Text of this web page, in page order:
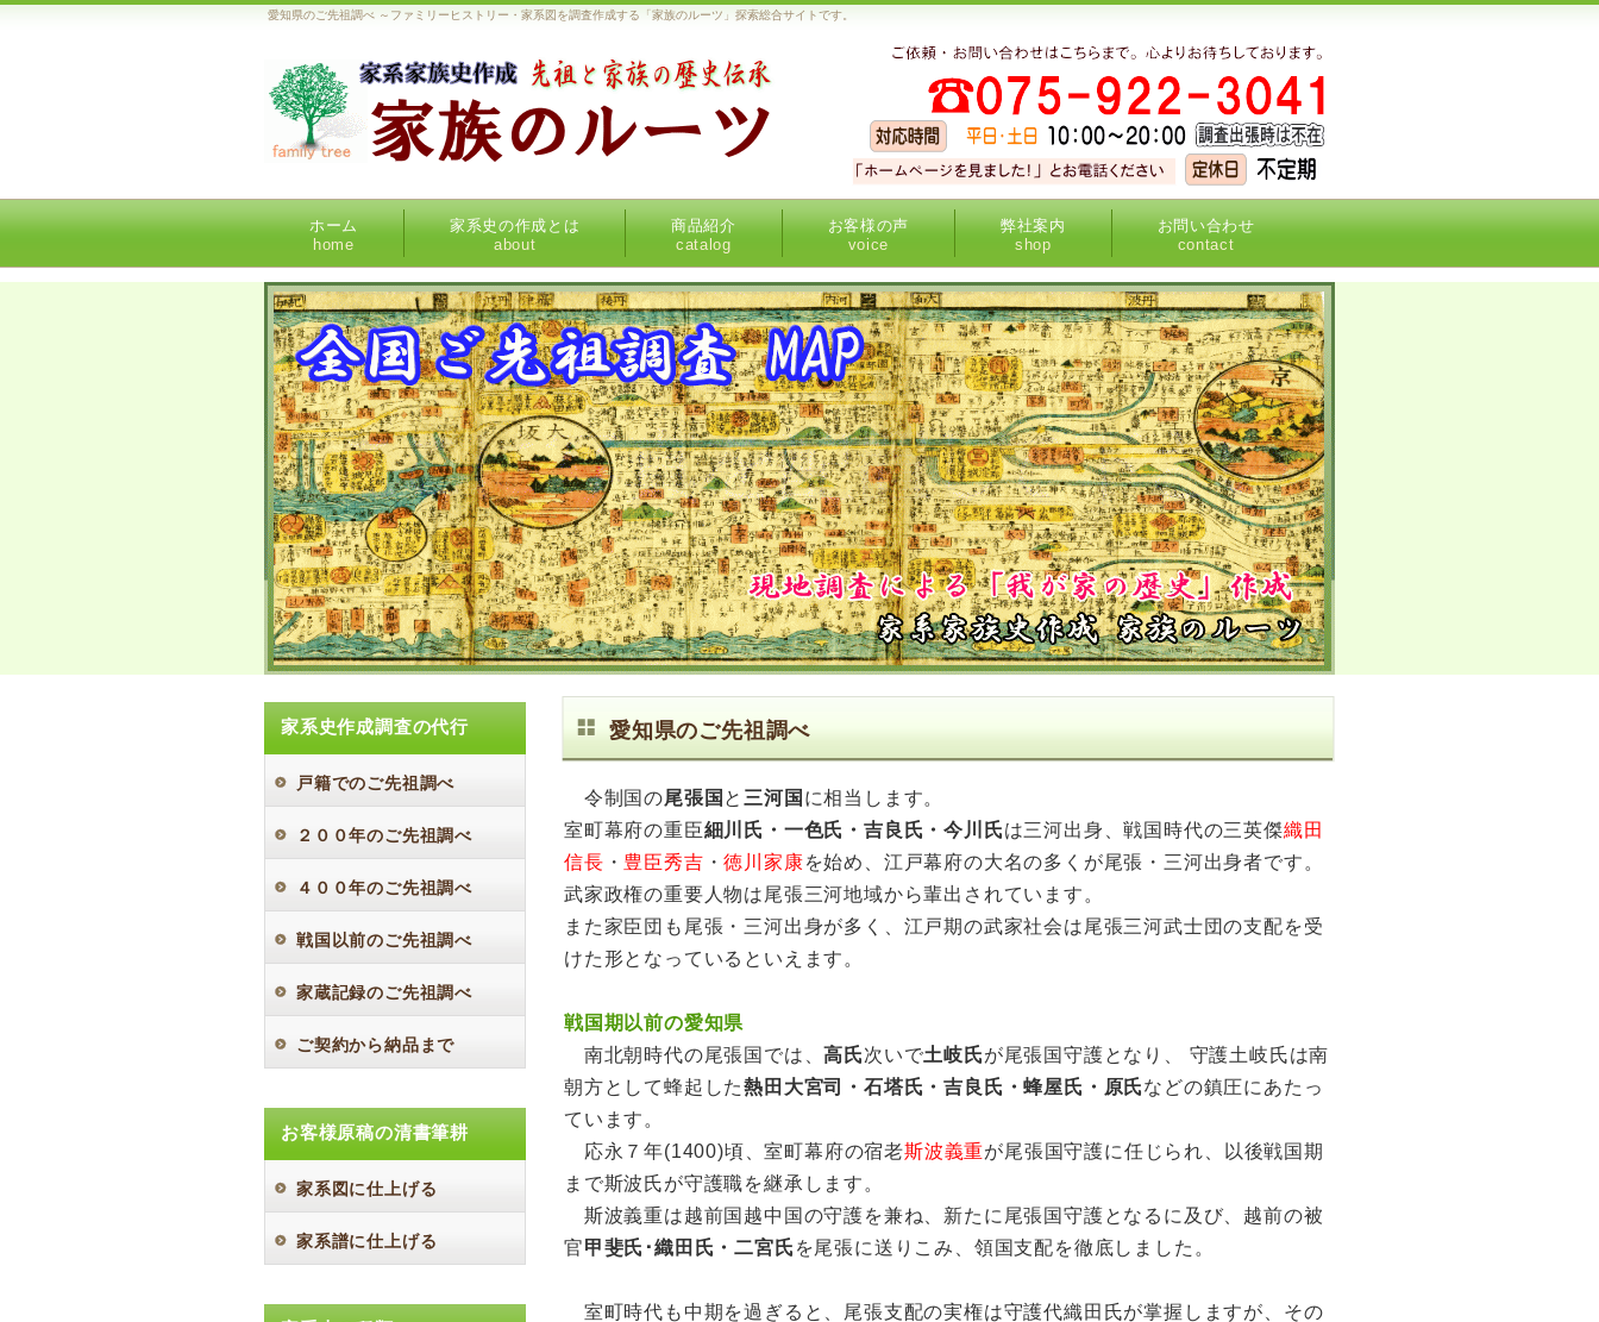
愛知県のご先祖調べ ～ファミリーヒストリー・家系図を調査作成する「家族のルーツ」探索総合サイトです。
ホーム
home
家系史の作成とは
about
商品紹介
catalog
お客様の声
voice
弊社案内
shop
お問い合わせ
contact
愛知県のご先祖調べ
令制国の尾張国 と 三河国 に相当します。
室町幕府の重臣細川氏・一色氏・吉良氏・今川氏は三河出身、戦国時代の三英傑織田
信長 ・ 豊臣秀吉 ・徳川家康を始め、江戸幕府の大名の多くが尾張・三河出身者です。
武家政権の重要人物は尾張三河地域から輩出されています。
また家臣団も尾張・三河出身が多く、江戸期の武家社会は尾張三河武士団の支配を受
けた形となっているといえます。
戦国期以前の愛知県
南北朝時代の尾張国では、高氏次いで土岐氏が尾張国守護となり、 守護土岐氏は南
朝方として蜂起した熱田大宮司・石塔氏・吉良氏・蜂屋氏・原氏などの鎮圧にあたっ
ています。
応永７年(1400)頃、室町幕府の宿老斯波義重が尾張国守護に任じられ、以後戦国期
まで斯波氏が守護職を継承します。
斯波義重は越前国越中国の守護を兼ね、新たに尾張国守護となるに及び、越前の被
官甲斐氏･織田氏・二宮氏 を尾張に送りこみ、領国支配を徹底しました。
室町時代も中期を過ぎると、尾張支配の実権は守護代織田氏が掌握しますが、その
家系史作成調査の代行
戸籍でのご先祖調べ
２００年のご先祖調べ
４００年のご先祖調べ
戦国以前のご先祖調べ
家蔵記録のご先祖調べ
ご契約から納品まで
お客様原稿の清書筆耕
家系図に仕上げる
家系譜に仕上げる